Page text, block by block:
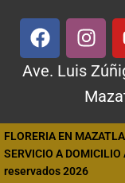
Ave. Luis
FLORERIA EN
SERVICIO A
reservados 2026